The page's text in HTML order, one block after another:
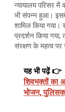
न्यायालय परिसर
भी संपन्न हुआ।
शामिल किया गया।
प्रदर्शन किया गया,
संरक्षण के महत्व पर
यह भी पढ़ें 👉
शिवभक्तों का
भोजन,